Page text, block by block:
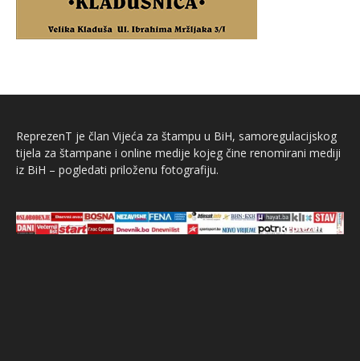
ReprezenT je član Vijeća za štampu u BiH, samoregulacijskog
tijela za štampane i online medije kojeg čine renomirani mediji
iz BiH – pogledati priloženu fotografiju.